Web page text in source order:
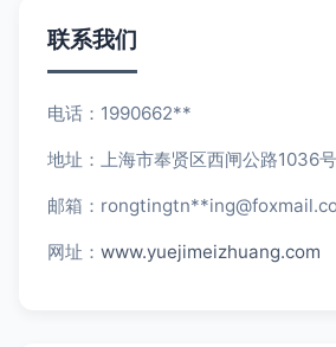
联系我们
电话：1990662**
地址：上海市奉贤区西闸公路1036
邮箱：rongtingtn**
网址： www.yuejimeizhuang.com